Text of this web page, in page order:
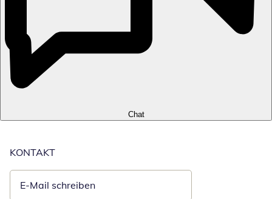
Chat
KONTAKT
E-Mail schreiben
Öffnet E-Mail-Client